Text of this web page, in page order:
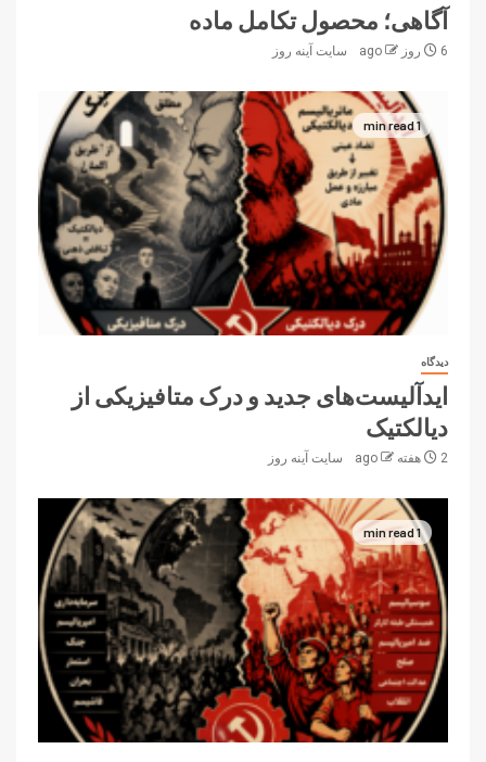
آگاهی؛ محصول تکامل ماده
6 روز ago سایت آینه‌ روز
1 min read
دیدگاه
ایدآلیست‌های جدید و درک متافیزیکی از
دیالکتیک
2 هفته ago سایت آینه‌ روز
1 min read